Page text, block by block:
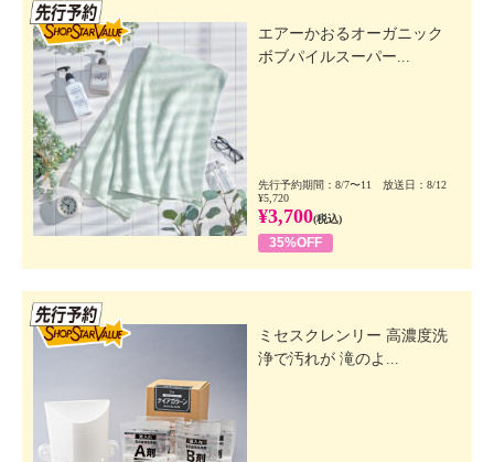
エアーかおるオーガニック
ボブパイルスーパー...
先行予約期間：8/7〜11 放送日：8/12
¥5,720
¥3,700(税込)
35%OFF
ミセスクレンリー 高濃度洗
浄で汚れが 滝のよ...